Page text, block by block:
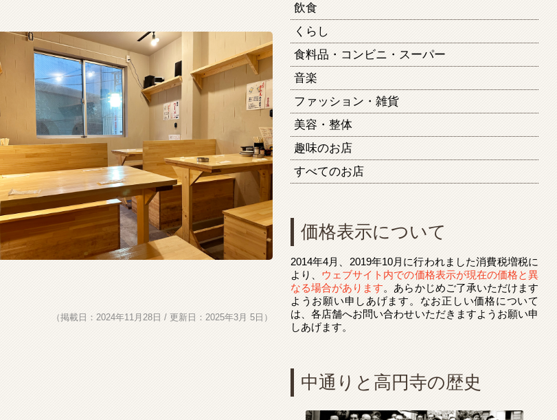
（掲載日：2024年11月28日 / 更新日：2025年3月 5日）
飲食
くらし
食料品・コンビニ・スーパー
音楽
ファッション・雑貨
美容・整体
趣味のお店
すべてのお店
価格表示について
2014年4月、2019年10月に行われました消費税増税に
より、 ウェブサイト内での価格表示が現在の価格と異
なる場合があります。あらかじめご了承いただけます
ようお願い申しあげます。なお正しい価格について
は、各店舗へお問い合わせいただきますようお願い申
しあげます。
中通りと高円寺の歴史